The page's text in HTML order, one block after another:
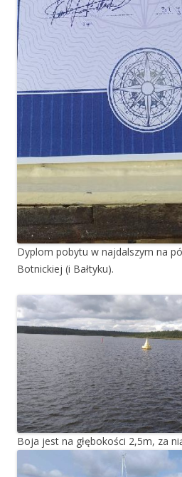
Dyplom pobytu w najdalszym na
Botnickiej (i Bałtyku).
Boja jest na głębokości 2,5m, za